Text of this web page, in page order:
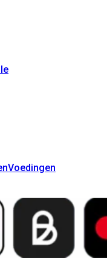
Voedingen